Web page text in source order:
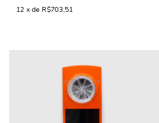
12 x de R$703,51